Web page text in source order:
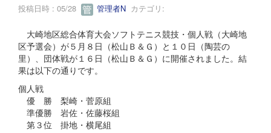
投稿日時 : 05/28 管理者N カテゴリ:
大崎地区総合体育大会ソフトテニス競技・個人戦（大崎地
区予選会）が５月８日（松山Ｂ＆Ｇ）と１０日（陶芸の
里）、団体戦が１６日（松山Ｂ＆Ｇ）に開催されました。結
果は以下の通りです。
個人戦
優 勝 梨崎・菅原組
準優勝 岩佐・佐藤桜組
第３位 掛地・横尾組